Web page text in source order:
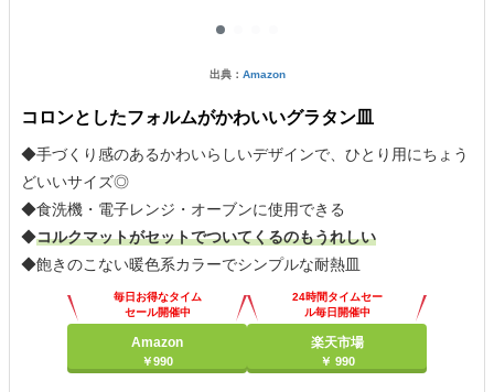
出典： Amazon
コロンとしたフォルムがかわいいグラタン皿
◆手づくり感のあるかわいらしいデザインで、ひとり用にちょう
どいいサイズ◎
◆食洗機・電子レンジ・オーブンに使用できる
◆コルクマットがセットでついてくるのもうれしい
◆飽きのこない暖色系カラーでシンプルな耐熱皿
毎日お得なタイム
セール開催中
Amazon
￥990
24時間タイムセー
ル毎日開催中
楽天市場
￥ 990